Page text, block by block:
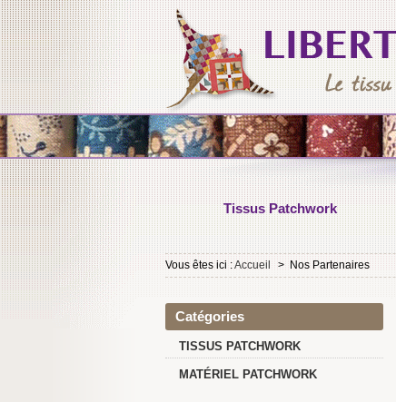
Tissus Patchwork
Vous êtes ici :Accueil > Nos Partenaires
Catégories
TISSUS PATCHWORK
MATÉRIEL PATCHWORK